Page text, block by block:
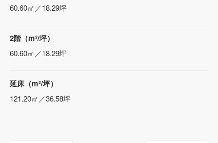
60.60㎡／18.29坪
2階（m²/坪）
60.60㎡／18.29坪
延床（m²/坪）
121.20㎡／36.58坪